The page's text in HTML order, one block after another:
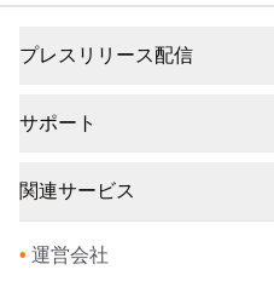
プレスリリース配信
サポート
関連サービス
• 運営会社